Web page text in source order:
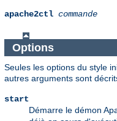
apache2ctl commande
Options
Seules les options du style
autres arguments sont
start
Démarre le démon